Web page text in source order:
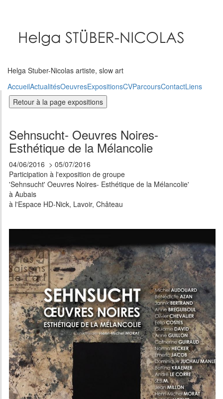
principal
Helga Stuber-Nicolas artiste, slow art
AccueilActualitésOeuvresExpositionsCVParcoursContactLiens
Sehnsucht- Oeuvres Noires-
Esthétique de la Mélancolie
04/06/2016
05/07/2016
Participation à l'exposition de groupe
'Sehnsucht' Oeuvres Noires- Esthétique de la Mélancolie'
à Aubais
à l'Espace HD-Nick, Lavoir, Château